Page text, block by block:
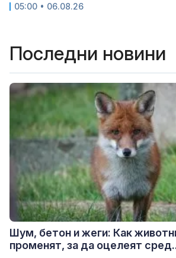
05:00 • 06.08.26
Последни новини
Шум, бетон и жеги: Как
променят, за да оцелеят